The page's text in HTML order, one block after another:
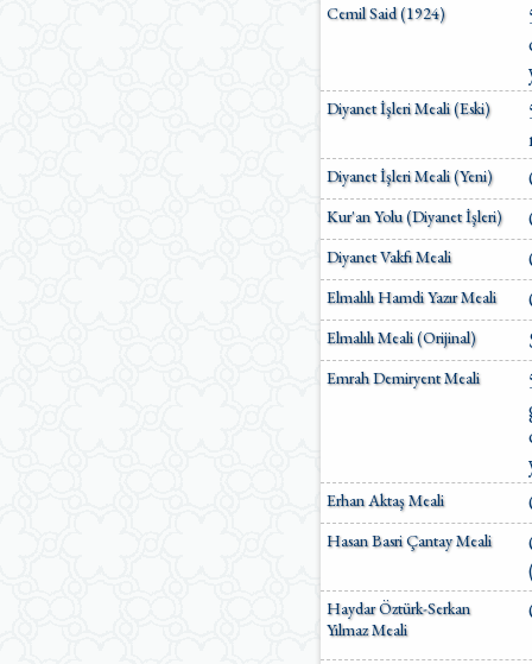
Cemil Said (1924)
Diyanet İşleri Meali (Eski)
Diyanet İşleri Meali (Yeni)
Kur'an Yolu (Diyanet İşleri)
Diyanet Vakfı Meali
Elmalılı Hamdi Yazır Meali
Elmalılı Meali (Orijinal)
Emrah Demiryent Meali
Erhan Aktaş Meali
Hasan Basri Çantay Meali
Haydar Öztürk-Serkan
Yılmaz Meali